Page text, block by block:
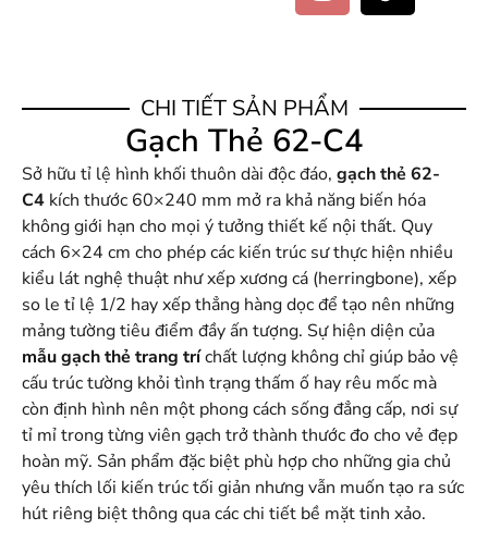
CHI TIẾT SẢN PHẨM
Gạch Thẻ 62-C4
Sở hữu tỉ lệ hình khối thuôn dài độc đáo, gạch thẻ 62-
C4 kích thước 60×240 mm mở ra khả năng biến hóa
không giới hạn cho mọi ý tưởng thiết kế nội thất. Quy
cách 6×24 cm cho phép các kiến trúc sư thực hiện nhiều
kiểu lát nghệ thuật như xếp xương cá (herringbone), xếp
so le tỉ lệ 1/2 hay xếp thẳng hàng dọc để tạo nên những
mảng tường tiêu điểm đầy ấn tượng. Sự hiện diện của
mẫu gạch thẻ trang tríchất lượng không chỉ giúp bảo vệ
cấu trúc tường khỏi tình trạng thấm ố hay rêu mốc mà
còn định hình nên một phong cách sống đẳng cấp, nơi sự
tỉ mỉ trong từng viên gạch trở thành thước đo cho vẻ đẹp
hoàn mỹ. Sản phẩm đặc biệt phù hợp cho những gia chủ
yêu thích lối kiến trúc tối giản nhưng vẫn muốn tạo ra sức
hút riêng biệt thông qua các chi tiết bề mặt tinh xảo.